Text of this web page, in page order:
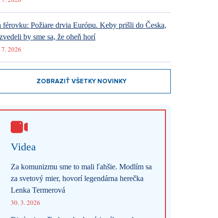
férovku: Požiare drvia Európu. Keby prišli do Česka,
by sme sa, že oheň horí
2026
ZOBRAZIŤ VŠETKY NOVINKY
Videa
Za komunizmu sme to mali ľahšie. Modlím sa
za svetový mier, hovorí legendárna herečka
Lenka Termerová
30. 3. 2026